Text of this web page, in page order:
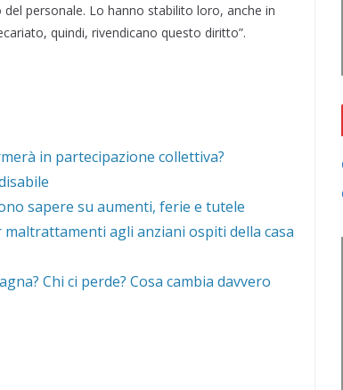
personale. Lo hanno stabilito loro, anche in
quindi, rivendicano questo diritto”.
in partecipazione collettiva?
sapere su aumenti, ferie e tutele
agli anziani ospiti della casa
Chi ci perde? Cosa cambia davvero